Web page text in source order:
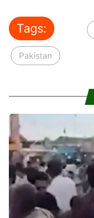
Tags:
Pakistan